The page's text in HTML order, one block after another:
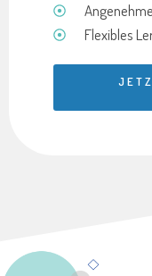
Flexibles